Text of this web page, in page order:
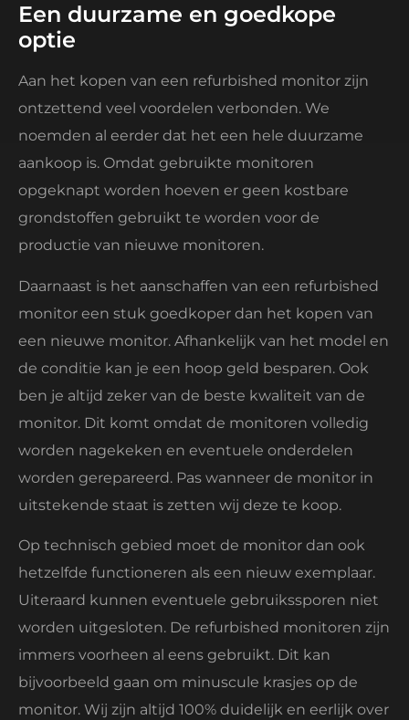
Een duurzame en goedkope
optie
Aan het kopen van een refurbished monitor zijn
ontzettend veel voordelen verbonden. We
noemden al eerder dat het een hele duurzame
aankoop is. Omdat gebruikte monitoren
opgeknapt worden hoeven er geen kostbare
grondstoffen gebruikt te worden voor de
productie van nieuwe monitoren.
Daarnaast is het aanschaffen van een refurbished
monitor een stuk goedkoper dan het kopen van
een nieuwe monitor. Afhankelijk van het model en
de conditie kan je een hoop geld besparen. Ook
ben je altijd zeker van de beste kwaliteit van de
monitor. Dit komt omdat de monitoren volledig
worden nagekeken en eventuele onderdelen
worden gerepareerd. Pas wanneer de monitor in
uitstekende staat is zetten wij deze te koop.
Op technisch gebied moet de monitor dan ook
hetzelfde functioneren als een nieuw exemplaar.
Uiteraard kunnen eventuele gebruikssporen niet
worden uitgesloten. De refurbished monitoren zijn
immers voorheen al eens gebruikt. Dit kan
bijvoorbeeld gaan om minuscule krasjes op de
monitor. Wij zijn altijd 100% duidelijk en eerlijk over